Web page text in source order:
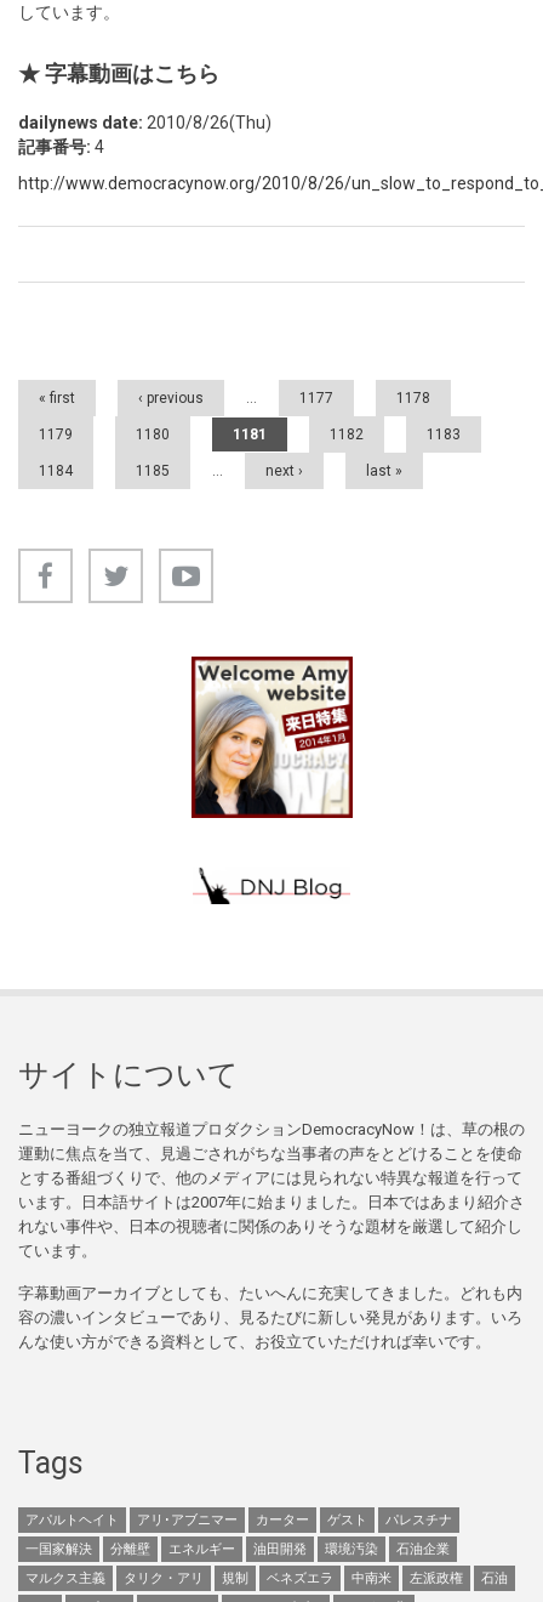
しています。
★ 字幕動画はこちら
dailynews date: 2010/8/26(Thu)
記事番号: 4
http://www.democracynow.org/2010/8/26/
« first ‹ previous … 1177 1178
1179 1180 1181 1182 1183
1184 1185 … next › last »
サイトについて
ニューヨークの独立報道プロダクションDemocracyNow！は、草の根の
運動に焦点を当て、見過ごされがちな当事者の声をとどけることを使命
とする番組づくりで、他のメディアには見られない特異な報道を行って
います。日本語サイトは2007年に始まりました。日本ではあまり紹介さ
れない事件や、日本の視聴者に関係のありそうな題材を厳選して紹介し
ています。
字幕動画アーカイブとしても、たいへんに充実してきました。どれも内
容の濃いインタビューであり、見るたびに新しい発見があります。いろ
んな使い方ができる資料として、お役立ていただければ幸いです。
Tags
アパルトヘイト アリ･アブニマー カーター ゲスト
パレスチナ
一国家解決
分離壁 エネルギー 油田開発 環境汚染
石油企業
マルクス主義
タリク・アリ 規制 ベネズエラ 中南米 左派政権
石油